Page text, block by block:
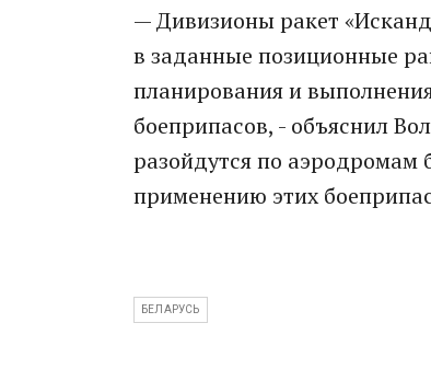
— Дивизионы ракет
в заданные позиционные
планирования и
боеприпасов, - объяснил
разойдутся по аэродромам
применению этих
БЕЛАРУСЬ